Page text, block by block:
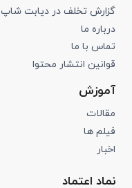
گزارش تخلف در دیابت شاپ
درباره ما
تماس با ما
قوانین انتشار محتوا
آموزش
مقالات
فیلم ها
اخبار
نماد اعتماد